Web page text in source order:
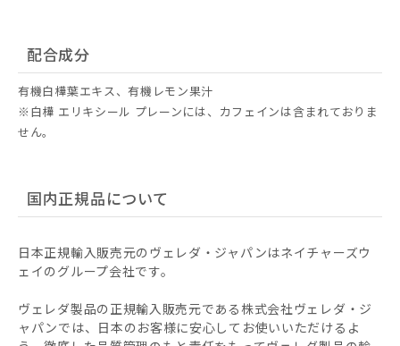
配合成分
有機白樺葉エキス、有機レモン果汁
※白樺 エリキシール プレーンには、カフェインは含まれておりま
せん。
国内正規品について
日本正規輸入販売元のヴェレダ・ジャパンはネイチャーズウ
ェイのグループ会社です。
ヴェレダ製品の正規輸入販売元である株式会社ヴェレダ・ジ
ャパンでは、日本のお客様に安心してお使いいただけるよ